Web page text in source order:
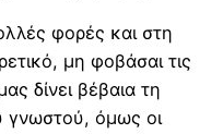
φορές και στη
μη φοβάσαι τις
δίνει βέβαια τη
γνωστού, όμως οι